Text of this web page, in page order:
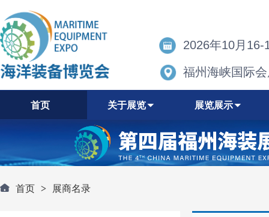
2026年10月16-
福州海峡国际
首页 关于展览 展览展示
首页 > 展商名录